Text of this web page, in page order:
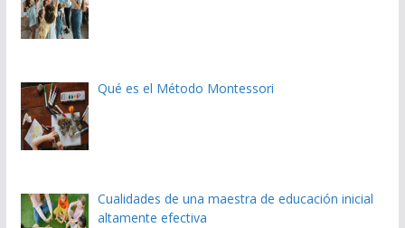
Qué es el Método Montessori
Cualidades de una maestra de educación inicial
altamente efectiva